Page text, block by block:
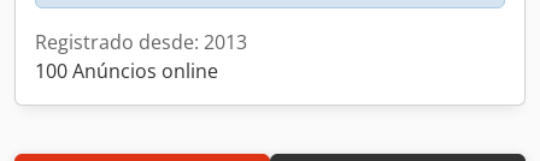
Registrado desde: 2013
100 Anúncios online